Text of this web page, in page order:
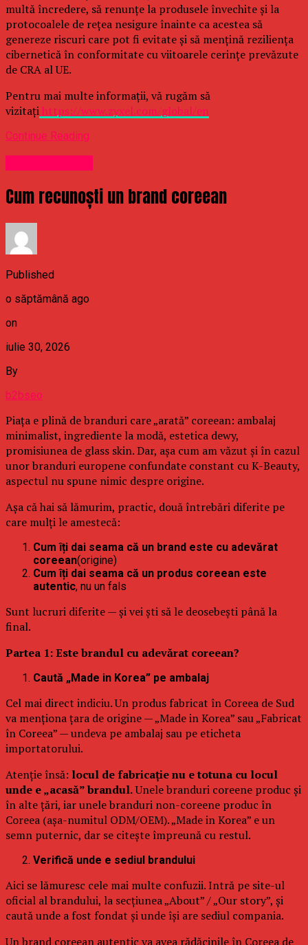
multă încredere, să renunțe la produsele învechite și la
protocoalele de rețea nesigure înainte ca acestea să
genereze riscuri care pot fi evitate și să mențină reziliența
cibernetică în conformitate cu viitoarele cerințe prevăzute
de CRA al UE.
Pentru mai multe informații, vă rugăm să
vizitațihttps://www.zyxel.com/global/en
Continue Reading
Cum recunoști un brand coreean
Published
o săptămână ago
on
iulie 30, 2026
By
b2bseo
Piața e plină de branduri care „arată” coreean: ambalaj
minimalist, ingrediente la modă, estetica dewy,
promisiunea de glass skin. Dar, așa cum am văzut și în cazul
unor branduri europene confundate constant cu K-Beauty,
aspectul nu spune nimic despre origine.
Așa că hai să lămurim, practic, două întrebări diferite pe
care mulți le amestecă:
Cum îți dai seama că un brand este cu adevărat
coreean(origine)
Cum îți dai seama că un produs coreean este
autentic, nu un fals
Sunt lucruri diferite — și vei ști să le deosebești până la
final.
Partea 1: Este brandul cu adevărat coreean?
Caută „Made in Korea” pe ambalaj
Cel mai direct indiciu. Un produs fabricat în Coreea de Sud
va menționa țara de origine — „Made in Korea” sau „Fabricat
în Coreea” — undeva pe ambalaj sau pe eticheta
importatorului.
Atenție însă: locul de fabricație nu e totuna cu locul
unde e „acasă” brandul.Unele branduri coreene produc și
în alte țări, iar unele branduri non-coreene produc în
Coreea (așa-numitul ODM/OEM). „Made in Korea” e un
semn puternic, dar se citește împreună cu restul.
Verifică unde e sediul brandului
Aici se lămuresc cele mai multe confuzii. Intră pe site-ul
oficial al brandului, la secțiunea „About” / „Our story”, și
caută unde a fost fondat și unde își are sediul compania.
Un brand coreean autentic va avea rădăcinile în Coreea de